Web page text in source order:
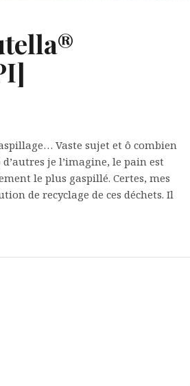
Vaste sujet et ô combien
je l’imagine, le pain est
le plus gaspillé. Certes, mes
de recyclage de ces déchets. Il